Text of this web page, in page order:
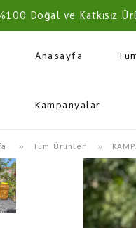
Doğal ve Katkısız
Anasayfa
Kampanyalar
» Tüm Ürünler »